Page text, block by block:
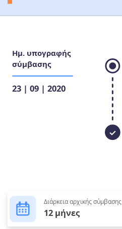
Ημ. υπογραφής
σύμβασης
23 | 09 | 2020
Διάρκεια αρχικής σύμβασης
12 μήνες